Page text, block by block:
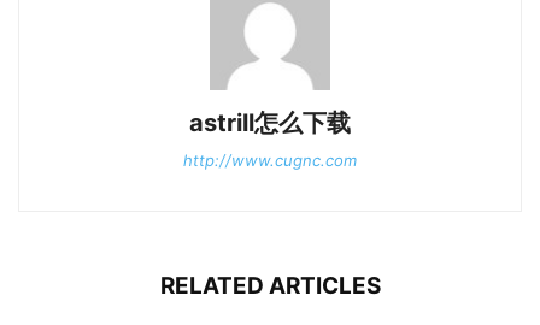
astrill怎么下载
http://www.cugnc.com
RELATED ARTICLES